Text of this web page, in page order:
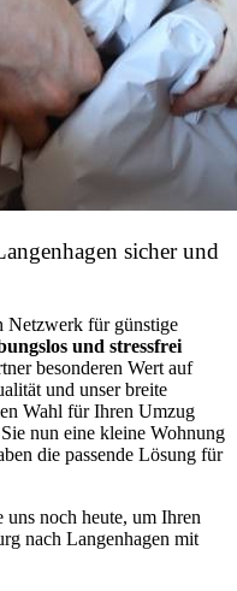
sicher und
Netzwerk für günstige
und stressfrei
besonderen Wert auf
und unser breite
Wahl für Ihren Umzug
nun eine kleine Wohnung
die passende Lösung für
uns noch heute, um Ihren
nach Langenhagen mit